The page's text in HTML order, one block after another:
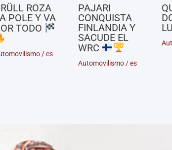
ROZA
POLE Y VA
TODO
/es
PAJARI
CONQUISTA
FINLANDIA Y
SACUDE EL
WRC
Automovilismo/es